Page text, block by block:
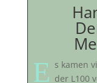
E s kamen
der L100